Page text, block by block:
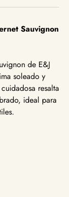
Sauvignon
de E&J
soleado y
resalta
ideal para